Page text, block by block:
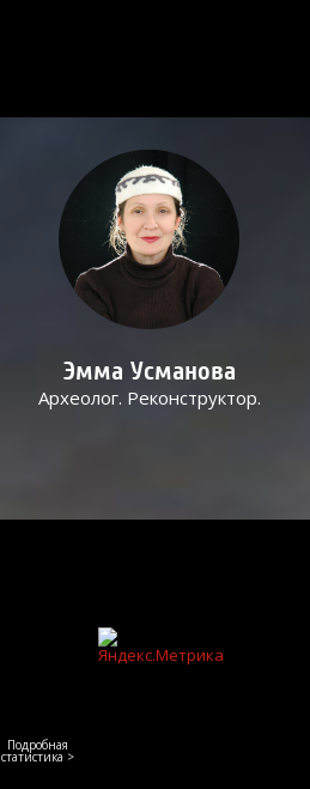
Эмма Усманова
Археолог. Реконструктор.
Подробная
статистика >